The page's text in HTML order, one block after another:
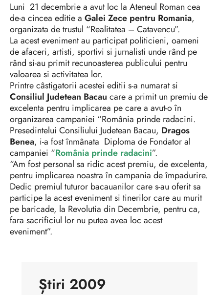
Luni 21 decembrie a avut loc la Ateneul Roman cea
de-a cincea editie a Galei Zece pentru Romania,
organizata de trustul “Realitatea – Catavencu”.
La acest eveniment au participat politicieni, oameni
de afaceri, artisti, sportivi si jurnalisti unde rând pe
rând si-au primit recunoasterea publicului pentru
valoarea si activitatea lor.
Printre câstigatorii acestei editii s-a numarat si
Consiliul Judetean Bacau care a primit un premiu de
excelenta pentru implicarea pe care a avut-o în
organizarea campaniei “România prinde radacini.
Presedintelui Consiliului Judetean Bacau, Dragos
Benea, i-a fost înmânata Diploma de Fondator al
campaniei “România prinde radacini”.
“Am fost personal sa ridic acest premiu, de excelenta,
pentru implicarea noastra în campania de împadurire.
Dedic premiul tuturor bacauanilor care s-au oferit sa
participe la acest eveniment si tinerilor care au murit
pe baricade, la Revolutia din Decembrie, pentru ca,
fara sacrificiul lor nu putea avea loc acest
eveniment”.
Știri 2009